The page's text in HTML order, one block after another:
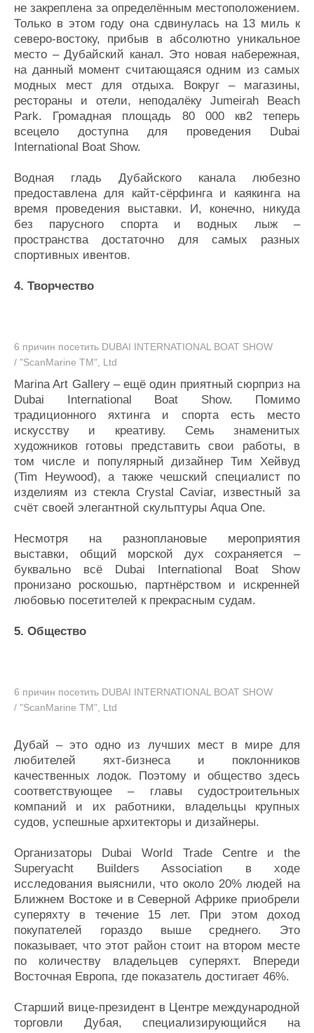
не закреплена за определённым местоположением.
Только в этом году она сдвинулась на 13 миль к
северо-востоку, прибыв в абсолютно уникальное
место – Дубайский канал. Это новая набережная,
на данный момент считающаяся одним из самых
модных мест для отдыха. Вокруг – магазины,
рестораны и отели, неподалёку Jumeirah Beach
Park. Громадная площадь 80 000 кв2 теперь
всецело доступна для проведения Dubai
International Boat Show.
Водная гладь Дубайского канала любезно
предоставлена для кайт-сёрфинга и каякинга на
время проведения выставки. И, конечно, никуда
без парусного спорта и водных лыж –
пространства достаточно для самых разных
спортивных ивентов.
4. Творчество
6 причин посетить DUBAI INTERNATIONAL BOAT SHOW
/ "ScanMarine TM", Ltd
Marina Art Gallery – ещё один приятный сюрприз на
Dubai International Boat Show. Помимо
традиционного яхтинга и спорта есть место
искусству и креативу. Семь знаменитых
художников готовы представить свои работы, в
том числе и популярный дизайнер Тим Хейвуд
(Tim Heywood), а также чешский специалист по
изделиям из стекла Crystal Caviar, известный за
счёт своей элегантной скульптуры Aqua One.
Несмотря на разноплановые мероприятия
выставки, общий морской дух сохраняется –
буквально всё Dubai International Boat Show
пронизано роскошью, партнёрством и искренней
любовью посетителей к прекрасным судам.
5. Общество
6 причин посетить DUBAI INTERNATIONAL BOAT SHOW
/ "ScanMarine TM", Ltd
Дубай – это одно из лучших мест в мире для
любителей яхт-бизнеса и поклонников
качественных лодок. Поэтому и общество здесь
соответствующее – главы судостроительных
компаний и их работники, владельцы крупных
судов, успешные архитекторы и дизайнеры.
Организаторы Dubai World Trade Centre и the
Superyacht Builders Association в ходе
исследования выяснили, что около 20% людей на
Ближнем Востоке и в Северной Африке приобрели
суперяхту в течение 15 лет. При этом доход
покупателей гораздо выше среднего. Это
показывает, что этот район стоит на втором месте
по количеству владельцев суперяхт. Впереди
Восточная Европа, где показатель достигает 46%.
Старший вице-президент в Центре международной
торговли Дубая, специализирующийся на